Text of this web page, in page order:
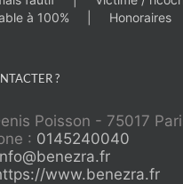
à 100%
Honoraires
?
Poisson - 75017
: 0145240040
www.benezra.fr